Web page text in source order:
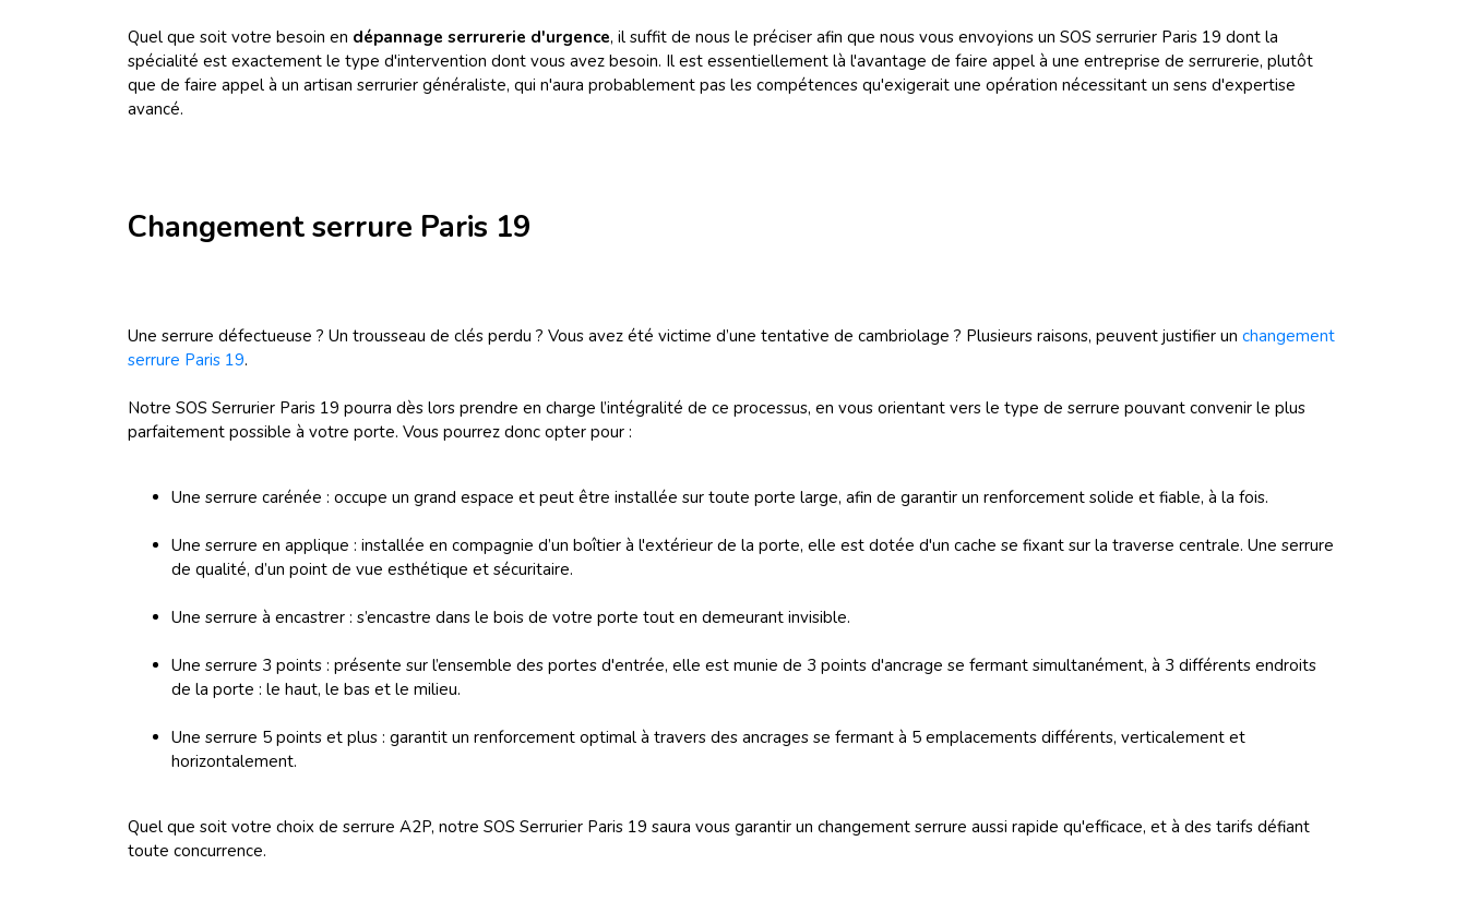
Quel que soit votre besoin en dépannage serrurerie d'urgence, il suffit de nous le préciser afin que nous vous envoyions un SOS serrurier Paris 19 dont la
spécialité est exactement le type d'intervention dont vous avez besoin. Il est essentiellement là l'avantage de faire appel à une entreprise de serrurerie, plutôt
que de faire appel à un artisan serrurier généraliste, qui n'aura probablement pas les compétences qu'exigerait une opération nécessitant un sens d'expertise
avancé.
Changement serrure Paris 19
Une serrure défectueuse ? Un trousseau de clés perdu ? Vous avez été victime d’une tentative de cambriolage ? Plusieurs raisons, peuvent justifier un changement
serrure Paris 19.
Notre SOS Serrurier Paris 19 pourra dès lors prendre en charge l’intégralité de ce processus, en vous orientant vers le type de serrure pouvant convenir le plus
parfaitement possible à votre porte. Vous pourrez donc opter pour :
Une serrure carénée : occupe un grand espace et peut être installée sur toute porte large, afin de garantir un renforcement solide et fiable, à la fois.
Une serrure en applique : installée en compagnie d’un boîtier à l'extérieur de la porte, elle est dotée d'un cache se fixant sur la traverse centrale. Une serrure
de qualité, d’un point de vue esthétique et sécuritaire.
Une serrure à encastrer : s’encastre dans le bois de votre porte tout en demeurant invisible.
Une serrure 3 points : présente sur l’ensemble des portes d'entrée, elle est munie de 3 points d'ancrage se fermant simultanément, à 3 différents endroits
de la porte : le haut, le bas et le milieu.
Une serrure 5 points et plus : garantit un renforcement optimal à travers des ancrages se fermant à 5 emplacements différents, verticalement et
horizontalement.
Quel que soit votre choix de serrure A2P, notre SOS Serrurier Paris 19 saura vous garantir un changement serrure aussi rapide qu'efficace, et à des tarifs défiant
toute concurrence.